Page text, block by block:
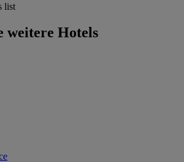
list
weitere Hotels